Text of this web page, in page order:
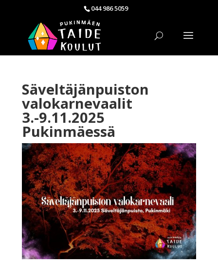
044 986 5059
Säveltäjänpuiston
valokarnevaalit
3.-9.11.2025
Pukinmäessä